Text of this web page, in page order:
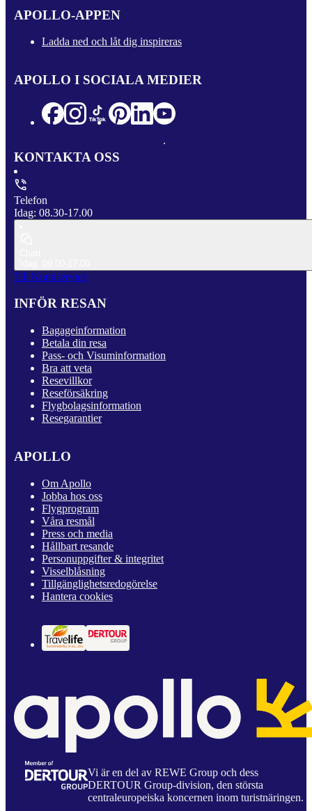
APOLLO-APPEN
Ladda ned och låt dig inspireras
APOLLO I SOCIALA MEDIER
KONTAKTA OSS
Telefon
Idag: 08.30-17.00
Till Kundservice
INFÖR RESAN
Bagageinformation
Betala din resa
Pass- och Visuminformation
Bra att veta
Resevillkor
Reseförsäkring
Flygbolagsinformation
Resegarantier
APOLLO
Om Apollo
Jobba hos oss
Flygprogram
Våra resmål
Press och media
Hållbart resande
Personuppgifter & integritet
Visselblåsning
Tillgänglighetsredogörelse
Hantera cookies
Vi är en del av REWE Group och dess
DERTOUR Group-division, den största
centraleuropeiska koncernen inom turistnäringen.